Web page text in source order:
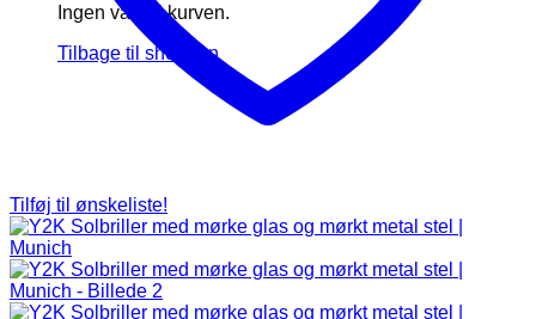
Ingen varer i kurven.
Tilbage til shoppen
Tilføj til ønskeliste!